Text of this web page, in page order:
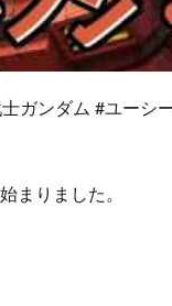
ガンダム #ユーシ
まりました。